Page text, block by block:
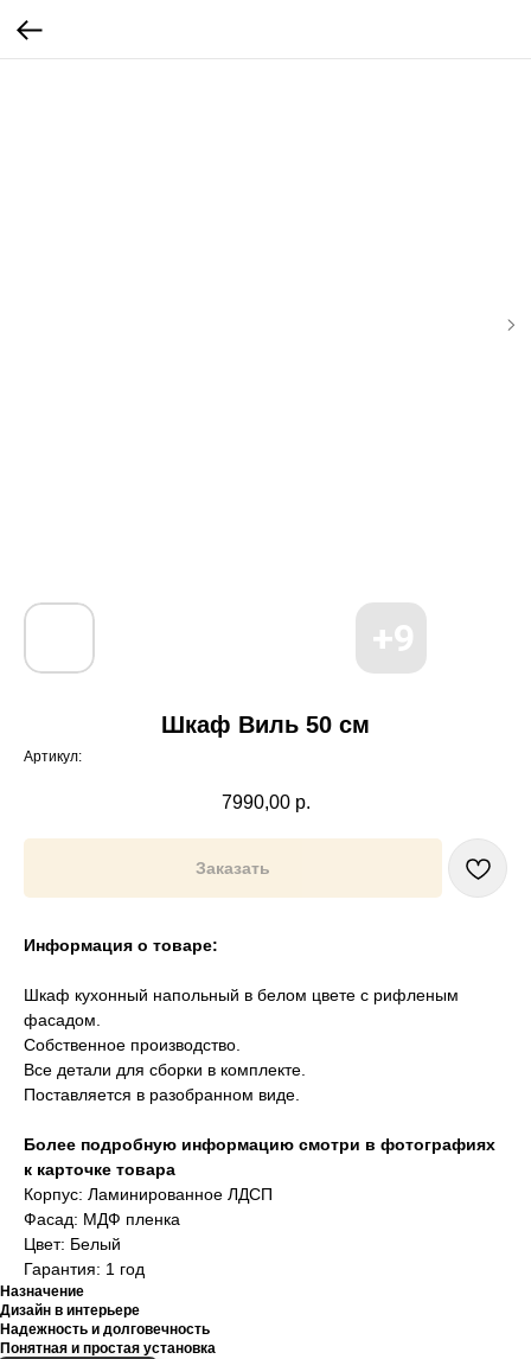
Шкаф Виль 50 см
Артикул:
7990,00 р.
Заказать
Информация о товаре:
Шкаф кухонный напольный в белом цвете с рифленым
фасадом.
Собственное производство.
Все детали для сборки в комплекте.
Поставляется в разобранном виде.
Более подробную информацию смотри в фотографиях
к карточке товара
Корпус: Ламинированное ЛДСП
Фасад: МДФ пленка
Цвет: Белый
Гарантия: 1 год
Назначение
Дизайн в интерьере
Надежность и долговечность
Понятная и простая установка